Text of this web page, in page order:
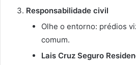
Responsabilidade civil
Olhe o entorno: prédios
comum.
Lais Cruz Seguro